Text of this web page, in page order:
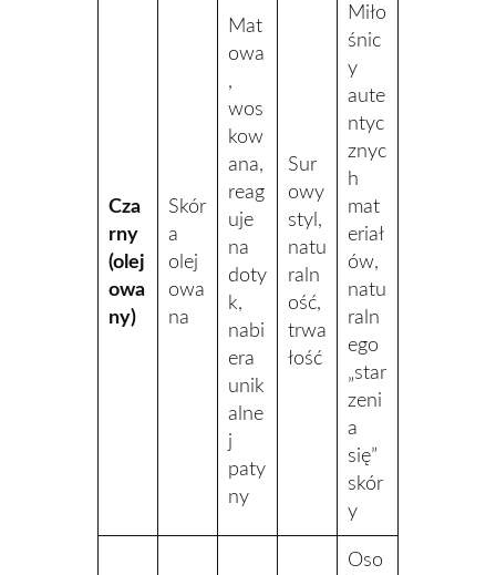
Cza
rny
(olej
owa
ny)
Skór
a
olej
owa
na
Mat
owa
,
wos
kow
ana,
reag
uje
na
doty
k,
nabi
era
unik
alne
j
paty
ny
Sur
owy
styl,
natu
raln
ość,
trwa
łość
Miło
śnic
y
aute
ntyc
znyc
h
mat
eriał
ów,
natu
raln
ego
„star
zeni
a
się”
skór
y
Oso